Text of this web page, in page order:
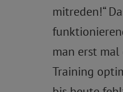
mitreden!“
man erst
Training